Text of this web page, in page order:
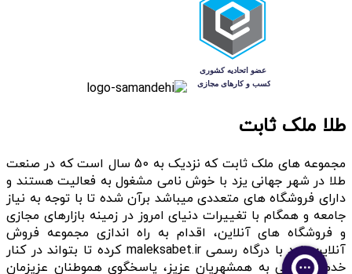
طلا ملک ثابت
مجموعه های ملک ثابت که نزدیک به 50 سال است که در صنعت
طلا در شهر جهانی یزد با خوش نامی مشغول به فعالیت هستند و
دارای فروشگاه های متعددی میباشد برآن شده تا با توجه به نیاز
جامعه و همگام با تغییرات دنیای امروز در زمینه بازارهای مجازی
و فروشگاه های آنلاین، اقدام به راه اندازی مجموعه فروش
آنلاین خود با درگاه رسمی maleksabet.ir کرده تا بتواند در کنار
خدمت رسانی به همشهریان عزیز، پاسخگوی هموطنان عزیزمان